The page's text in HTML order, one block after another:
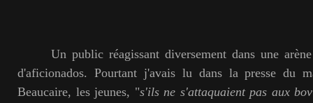
Un public réagissant diversement dans une arène
d'aficionados. Pourtant j'avais lu dans la presse du
Beaucaire, les jeunes, "s'ils ne s'attaquaient pas aux